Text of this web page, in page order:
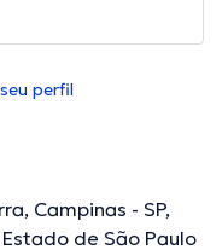
perfil
Campinas - SP,
de São Paulo